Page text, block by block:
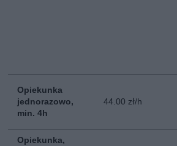
Opiekunka
jednorazowo,
min. 4h
44.00 zł/h
Opiekunka,